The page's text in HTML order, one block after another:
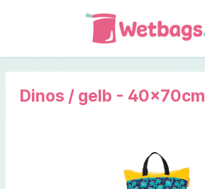
Dinos / gelb - 40x70cm